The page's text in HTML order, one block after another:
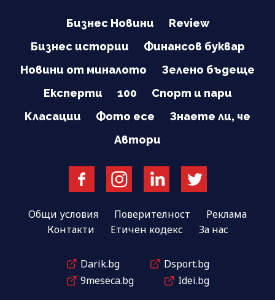
Бизнес Новини
Review
Бизнес истории
Финансов буквар
Новини от миналото
Зелено бъдеще
Експерти
100
Спорт и пари
Класации
Фото есе
Знаете ли, че
Автори
Общи условия Поверителност
Реклама
Контакти
Етичен кодекс За нас
Darik.bg
Dsport.bg
9meseca.bg
Idei.bg